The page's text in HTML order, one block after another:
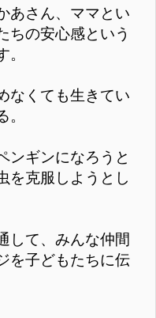
あさん、ママとい
ちの安心感という
なくても生きてい
ンギンになろうと
を克服しようとし
して、みんな仲間
を子どもたちに伝